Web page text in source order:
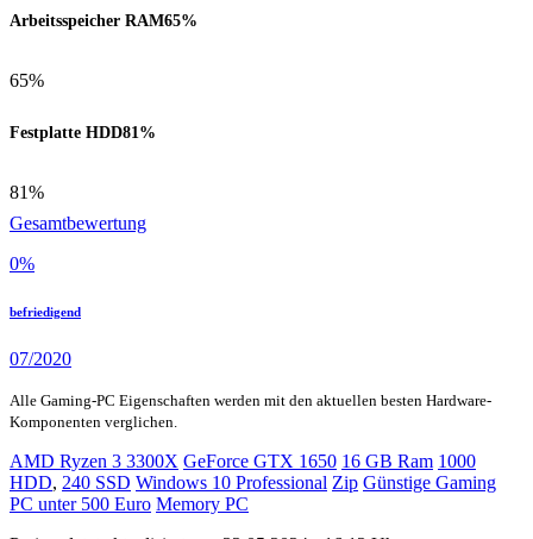
Arbeitsspeicher RAM65%
65%
Festplatte HDD81%
81%
Gesamtbewertung
0%
befriedigend
07/2020
Alle Gaming-PC Eigenschaften werden mit den aktuellen besten Hardware-
Komponenten verglichen.
AMD Ryzen 3 3300X GeForce GTX 1650 16 GB Ram 1000
HDD, 240 SSD Windows 10 Professional Zip Günstige Gaming
PC unter 500 Euro Memory PC